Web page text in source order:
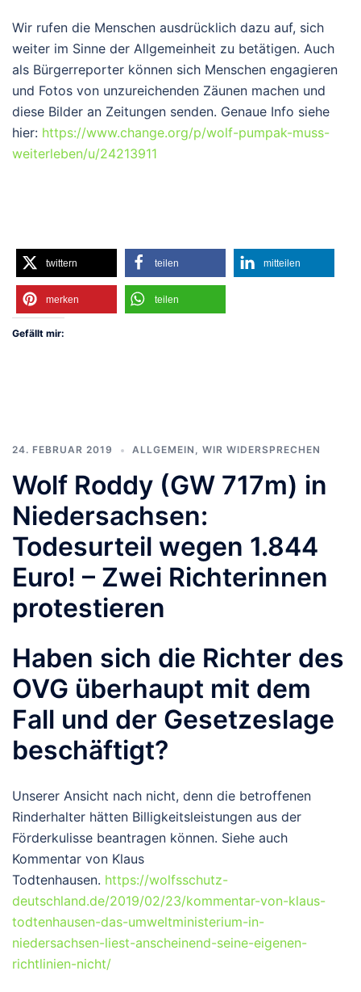
Wir rufen die Menschen ausdrücklich dazu auf, sich
weiter im Sinne der Allgemeinheit zu betätigen. Auch
als Bürgerreporter können sich Menschen engagieren
und Fotos von unzureichenden Zäunen machen und
diese Bilder an Zeitungen senden. Genaue Info siehe
hier: https://www.change.org/p/wolf-pumpak-muss-
weiterleben/u/24213911
twittern teilen mitteilen
merken teilen
Gefällt mir:
24. FEBRUAR 2019 ALLGEMEIN , WIR WIDERSPRECHEN
Wolf Roddy (GW 717m) in
Niedersachsen:
Todesurteil wegen 1.844
Euro! – Zwei Richterinnen
protestieren
Haben sich die Richter des
OVG überhaupt mit dem
Fall und der Gesetzeslage
beschäftigt?
Unserer Ansicht nach nicht, denn die betroffenen
Rinderhalter hätten Billigkeitsleistungen aus der
Förderkulisse beantragen können. Siehe auch
Kommentar von Klaus
Todtenhausen. https://wolfsschutz-
deutschland.de/2019/02/23/kommentar-von-klaus-
todtenhausen-das-umweltministerium-in-
niedersachsen-liest-anscheinend-seine-eigenen-
richtlinien-nicht/